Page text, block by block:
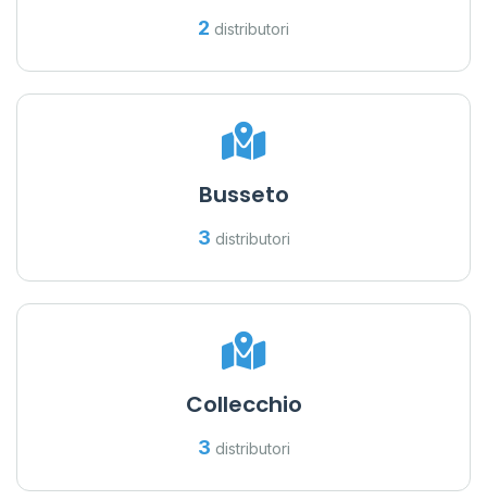
2 distributori
Busseto
3 distributori
Collecchio
3 distributori